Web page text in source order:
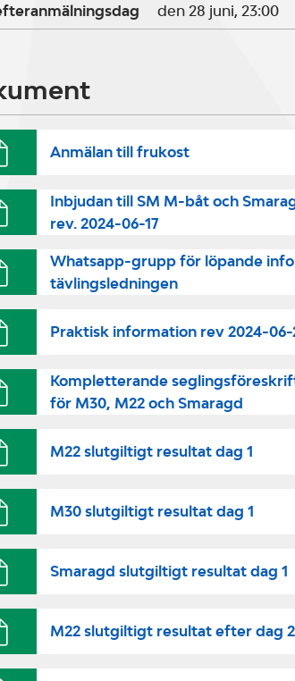
den 28 juni, 23:00
Anmälan till frukost
Inbjudan till SM M-båt och
rev. 2024-06-17
Whatsapp-grupp för löpande
tävlingsledningen
Praktisk information rev 2024-06-
Kompletterande
för M30, M22 och Smaragd
M22 slutgiltigt resultat dag 1
M30 slutgiltigt resultat dag 1
Smaragd slutgiltigt resultat dag 1
M22 slutgiltigt resultat efter dag 2